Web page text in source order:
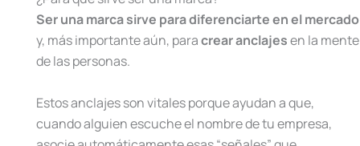
Ser una marca sirve para diferenciarte en el mercado
y, más importante aún, paracrear anclajesen la mente
de las personas.
Estos anclajes son vitales porque ayudan a que,
cuando alguien escuche el nombre de tu empresa,